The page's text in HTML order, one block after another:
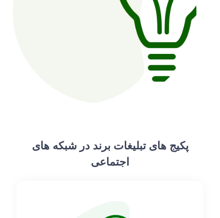
پکیج های تبلیغات برند در شبکه های
اجتماعی